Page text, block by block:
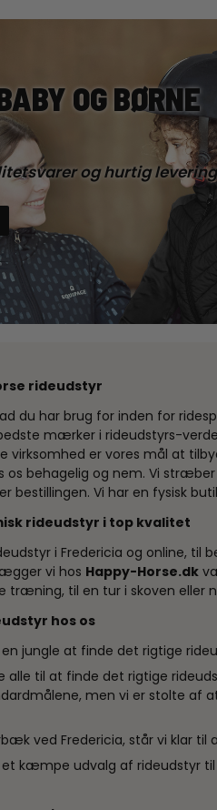
OG BØRNE
og hurtig levering
rideudstyr
du har brug for inden for
mærker i rideudstyrs-
virksomhed er vores mål at
os behagelig og nem. Vi
bestillingen. Vi har en fysisk
rideudstyr i top kvalitet
i Fredericia og online,
vi hos Happy-Horse.dk
træning, til en tur i skoven eller
hos os
jungle at finde det rigtige
alle til at finde det rigtige
men vi er stolte af
ved Fredericia, står vi klar
et kæmpe udvalg af rideudstyr